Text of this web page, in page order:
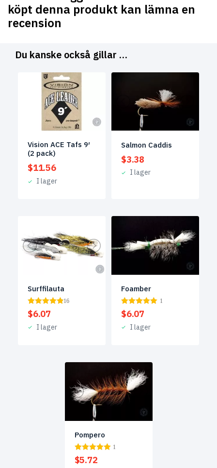
köpt denna produkt kan lämna en
recension
Du kanske också gillar …
Vision ACE Tafs 9′
(2 pack)
$11.56
I lager
Salmon Caddis
$3.38
I lager
Surffilauta
16
$6.07
I lager
Foamber
1
$6.07
I lager
Pompero
1
$5.72